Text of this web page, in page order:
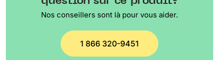
Nos conseillers sont là pour vous aider.
1 866 320-9451